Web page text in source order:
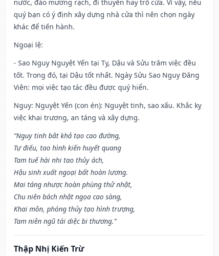
nước, đào mương rạch, đi thuyền hay trổ cửa. Vì vậy, nếu
quý bạn có ý định xây dựng nhà cửa thì nên chọn ngày
khác để tiến hành.
Ngoại lệ:
- Sao Nguy Nguyệt Yến tại Tỵ, Dậu và Sửu trăm việc đều
tốt. Trong đó, tại Dậu tốt nhất. Ngày Sửu Sao Nguy Đăng
Viên: mọi việc tạo tác đều được quý hiển.
Nguy: Nguyệt Yến (con én): Nguyệt tinh, sao xấu. Khắc kỵ
việc khai trương, an táng và xây dựng.
“Nguy tinh bât khả tạo cao đường,
Tự điếu, tao hình kiến huyết quang
Tam tuế hài nhi tao thủy ách,
Hậu sinh xuất ngoại bất hoàn lương.
Mai táng nhược hoàn phùng thử nhật,
Chu niên bách nhật ngọa cao sàng,
Khai môn, phóng thủy tạo hình trượng,
Tam niên ngũ tái diệc bi thương.”
Thập Nhị Kiến Trừ